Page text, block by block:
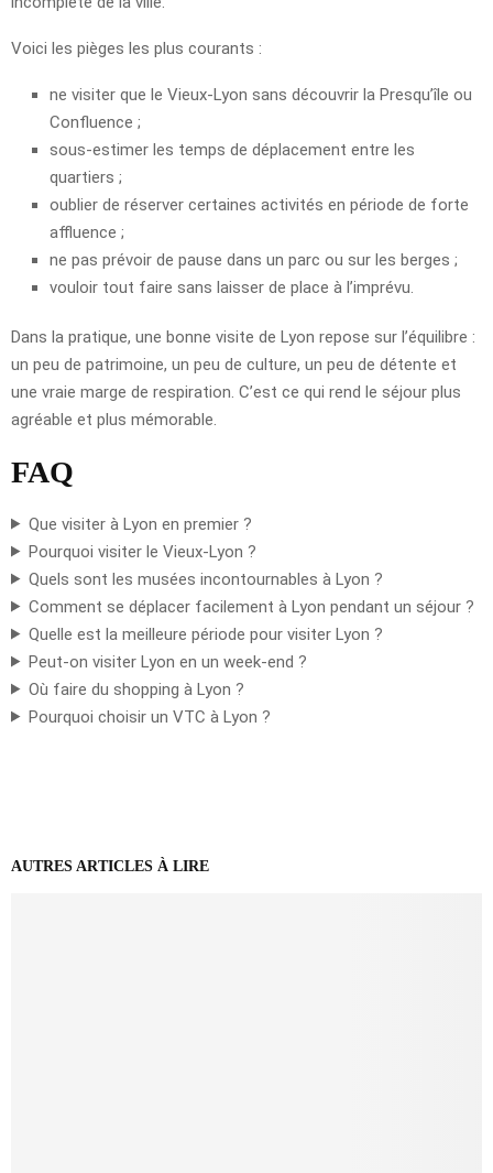
Voici les pièges les plus courants :
ne visiter que le Vieux-Lyon sans découvrir la Presqu’île ou
Confluence ;
sous-estimer les temps de déplacement entre les
quartiers ;
oublier de réserver certaines activités en période de forte
affluence ;
ne pas prévoir de pause dans un parc ou sur les berges ;
vouloir tout faire sans laisser de place à l’imprévu.
Dans la pratique, une bonne visite de Lyon repose sur l’équilibre :
un peu de patrimoine, un peu de culture, un peu de détente et
une vraie marge de respiration. C’est ce qui rend le séjour plus
agréable et plus mémorable.
FAQ
Que visiter à Lyon en premier ?
Pourquoi visiter le Vieux-Lyon ?
Quels sont les musées incontournables à Lyon ?
Comment se déplacer facilement à Lyon pendant un séjour ?
Quelle est la meilleure période pour visiter Lyon ?
Peut-on visiter Lyon en un week-end ?
Où faire du shopping à Lyon ?
Pourquoi choisir un VTC à Lyon ?
AUTRES ARTICLES À LIRE